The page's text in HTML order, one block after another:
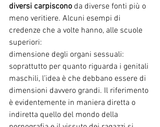
diversi carpiscono da diverse fonti più o
meno veritiere. Alcuni esempi di
credenze che a volte hanno, alle scuole
superiori:
dimensione degli organi sessuali:
soprattutto per quanto riguarda i genitali
maschili, l’idea è che debbano essere di
dimensioni davvero grandi. Il riferimento
è evidentemente in maniera diretta o
indiretta quello del mondo della